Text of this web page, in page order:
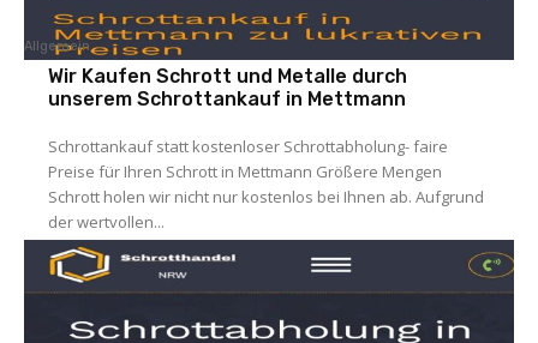
Allgemein
Wir Kaufen Schrott und Metalle durch
unserem Schrottankauf in Mettmann
Schrottankauf statt kostenloser Schrottabholung- faire
Preise für Ihren Schrott in Mettmann Größere Mengen
Schrott holen wir nicht nur kostenlos bei Ihnen ab. Aufgrund
der wertvollen...